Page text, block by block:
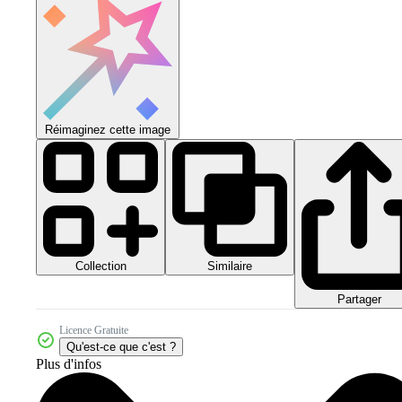
Réimaginez cette image
Collection Similaire
Partager
Licence Gratuite
Qu'est-ce que c'est ?
Plus d'infos